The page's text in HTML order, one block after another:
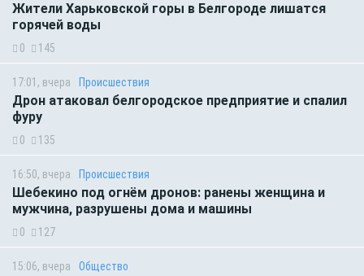
Жители Харьковской горы в Белгороде лишатся
горячей воды
0 145
17:01, вчера Происшествия
Дрон атаковал белгородское предприятие и спалил
фуру
0 135
16:50, вчера Происшествия
Шебекино под огнём дронов: ранены женщина и
мужчина, разрушены дома и машины
0 127
15:06, вчера Общество